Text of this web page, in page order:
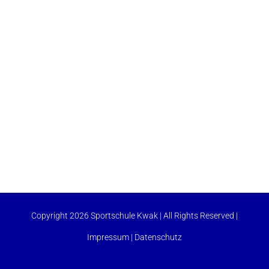
Copyright 2026 Sportschule Kwak | All Rights Reserved |
Impressum | Datenschutz